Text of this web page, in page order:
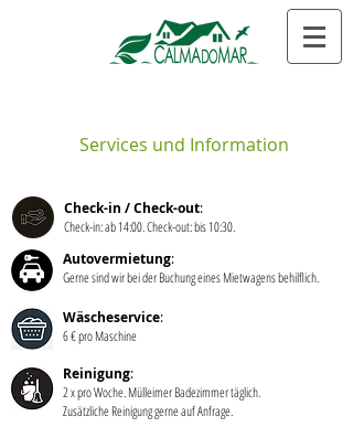
Services und Information
Check-in / Check-out:
Check-in: ab 14:00. Check-out: bis 10:30.
Autovermietung:
Gerne sind wir bei der Buchung eines Mietwagens behilflich.
Wäscheservice:
6 € pro Maschine
Reinigung:
2 x pro Woche. Mülleimer Badezimmer täglich.
Zusätzliche Reinigung gerne auf Anfrage.